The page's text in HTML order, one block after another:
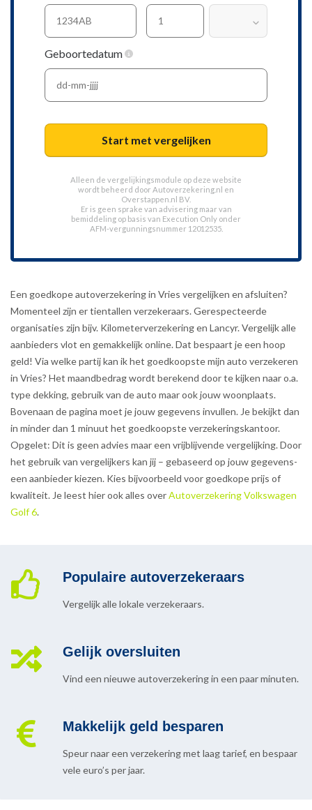
Geboortedatum
Start met vergelijken
Alleen de vergelijkingsmodule op deze website
wordt beheerd door Autoverzekering.nl en
Overstappen.nl BV.
Er is geen sprake van advisering maar van
bemiddeling op basis van Execution Only onder
AFM-vergunningsnummer 12012535.
Een goedkope autoverzekering in Vries vergelijken en afsluiten?
Momenteel zijn er tientallen verzekeraars. Gerespecteerde
organisaties zijn bijv. Kilometerverzekering en Lancyr. Vergelijk alle
aanbieders vlot en gemakkelijk online. Dat bespaart je een hoop
geld! Via welke partij kan ik het goedkoopste mijn auto verzekeren
in Vries? Het maandbedrag wordt berekend door te kijken naar o.a.
type dekking, gebruik van de auto maar ook jouw woonplaats.
Bovenaan de pagina moet je jouw gegevens invullen. Je bekijkt dan
in minder dan 1 minuut het goedkoopste verzekeringskantoor.
Opgelet: Dit is geen advies maar een vrijblijvende vergelijking. Door
het gebruik van vergelijkers kan jij – gebaseerd op jouw gegevens-
een aanbieder kiezen. Kies bijvoorbeeld voor goedkope prijs of
kwaliteit. Je leest hier ook alles overAutoverzekering Volkswagen
Golf 6.
Populaire autoverzekeraars
Vergelijk alle lokale verzekeraars.
Gelijk oversluiten
Vind een nieuwe autoverzekering in een paar minuten.
Makkelijk geld besparen
Speur naar een verzekering met laag tarief, en bespaar
vele euro’s per jaar.